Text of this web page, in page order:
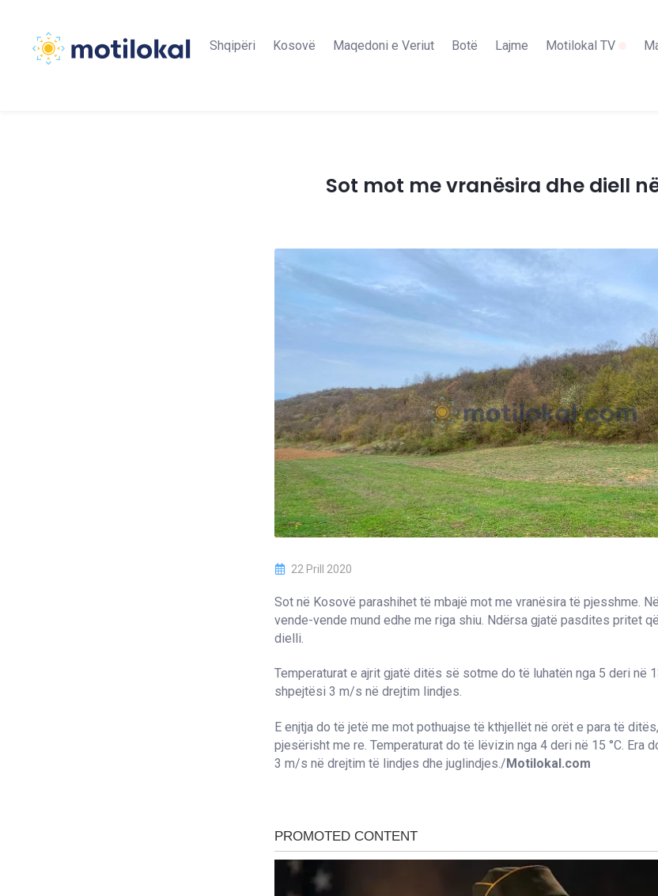
Shqipëri Kosovë Maqedoni e Veriut Botë Lajme Motilokal TV
Sot mot me vranësira dhe diell
22 Prill 2020
Sot në Kosovë parashihet të mbajë mot me vranësira të pjesshme.
vende-vende mund edhe me riga shiu. Ndërsa gjatë pasdites pritet
dielli.
Temperaturat e ajrit gjatë ditës së sotme do të luhatën nga 5 deri në
shpejtësi 3 m/s në drejtim lindjes.
E enjtja do të jetë me mot pothuajse të kthjellët në orët e para të
pjesërisht me re. Temperaturat do të lëvizin nga 4 deri në 15 °C. Era
3 m/s në drejtim të lindjes dhe juglindjes./Motilokal.com